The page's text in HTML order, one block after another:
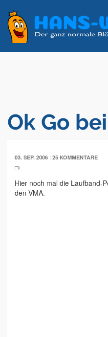
Ok Go
03. SEP. 2006 | 25 KOMMENTARE
Hier noch mal die Laufband-
den VMA.